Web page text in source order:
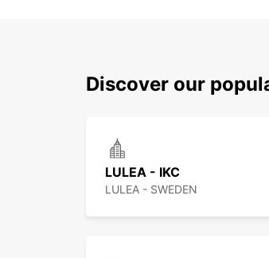
Discover our
LULEA - IKC
LULEA - SWEDEN